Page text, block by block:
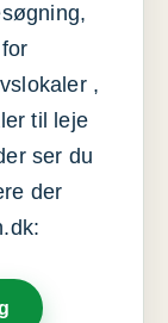
,
til leje
ser du
der